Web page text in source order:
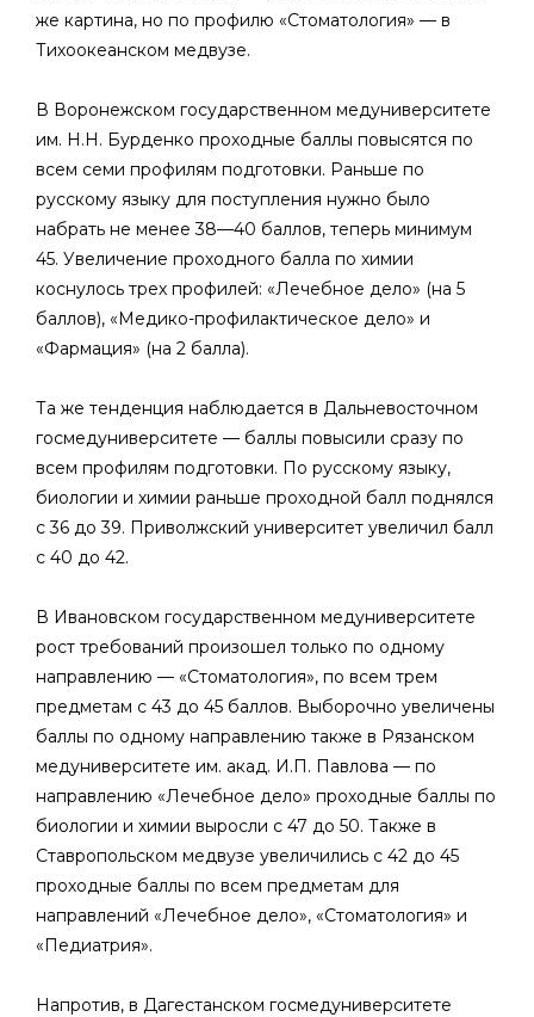
же картина, но по профилю «Стоматология» — в
Тихоокеанском медвузе.
В Воронежском государственном медуниверситете
им. Н.Н. Бурденко проходные баллы повысятся по
всем семи профилям подготовки. Раньше по
русскому языку для поступления нужно было
набрать не менее 38—40 баллов, теперь минимум
45. Увеличение проходного балла по химии
коснулось трех профилей: «Лечебное дело» (на 5
баллов), «Медико-профилактическое дело» и
«Фармация» (на 2 балла).
Та же тенденция наблюдается в Дальневосточном
госмедуниверситете — баллы повысили сразу по
всем профилям подготовки. По русскому языку,
биологии и химии раньше проходной балл поднялся
с 36 до 39. Приволжский университет увеличил балл
с 40 до 42.
В Ивановском государственном медуниверситете
рост требований произошел только по одному
направлению — «Стоматология», по всем трем
предметам с 43 до 45 баллов. Выборочно увеличены
баллы по одному направлению также в Рязанском
медуниверситете им. акад. И.П. Павлова — по
направлению «Лечебное дело» проходные баллы по
биологии и химии выросли с 47 до 50. Также в
Ставропольском медвузе увеличились с 42 до 45
проходные баллы по всем предметам для
направлений «Лечебное дело», «Стоматология» и
«Педиатрия».
Напротив, в Дагестанском госмедуниверситете